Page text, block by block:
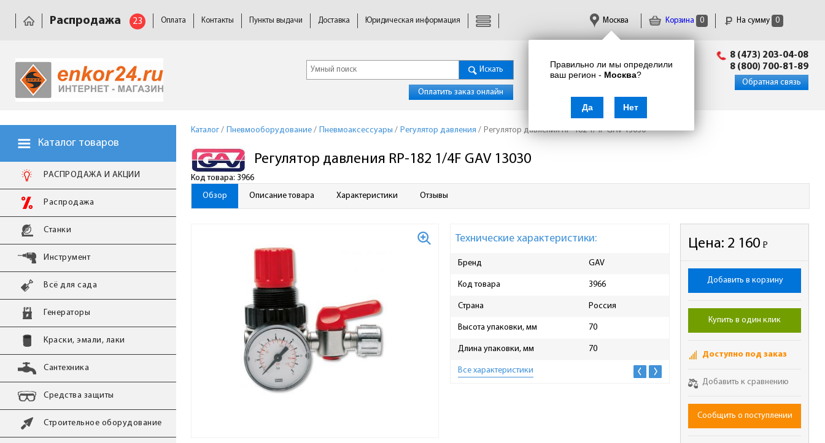
Корзина 0 На сумму 0
Правильно ли мы определили
ваш регион - Москва?
Да Нет
Москва
Распродажа 23 Оплата Контакты Пункты выдачи Доставка Юридическая информация
Искать
Оплатить заказ онлайн
info@enkor24.ru
8 (473) 203-04-08
8 (800) 700-81-89
Обратная связь
Каталог товаров
РАСПРОДАЖА И АКЦИИ
Распродажа
Станки
Инструмент
Всё для сада
Генераторы
Краски, эмали, лаки
Сантехника
Средства защиты
Строительное оборудование
Каталог / Пневмооборудование / Пневмоаксессуары / Регулятор давления / Регулятор давления RP-182 1/4F GAV 13030
Код товара: 3966
Регулятор давления RP-182 1/4F GAV 13030
Обзор Описание товара Характеристики Отзывы
Технические характеристики:
Бренд GAV
Код товара 3966
Страна Россия
Высота упаковки, мм 70
Длина упаковки, мм 70
Масса брутто, кг
Все характеристики
Цена: 2 160Р
-
Добавить в корзину
Купить в один клик
Доступно под заказ
Добавить к сравнению
Сообщить о поступлении